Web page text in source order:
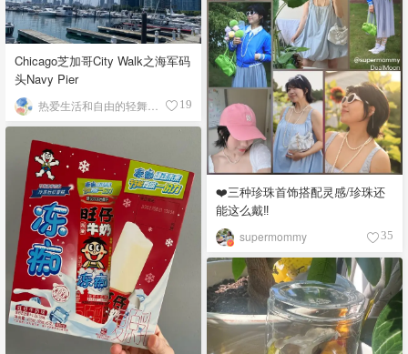
❤️三种珍珠首饰搭配灵感/珍珠还
能这么戴‼️
supermommy 35
Chicago芝加哥City Walk之海军码
头Navy Pier
19